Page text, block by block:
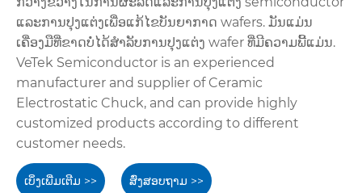
ແລະການປຸງແຕ່ງເພື່ອແກ້ໄຂບັນຍາກາດ wafers. ມັນແມ່ນ
ເຄື່ອງມືທີ່ຂາດບໍ່ໄດ້ສໍາລັບການປຸງແຕ່ງ wafer ທີ່ມີຄວາມພີ້ແມ່ນ.
VeTek Semiconductor is an experienced
manufacturer and supplier of Ceramic
Electrostatic Chuck, and can provide highly
customized products according to different
customer needs.
ເບິ່ງເພີ່ມເຕີມ >> ສົ່ງສອບຖາມ >>